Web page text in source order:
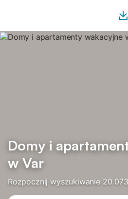
Domy i
w Var
Rozpocznij wyszukiwanie 20